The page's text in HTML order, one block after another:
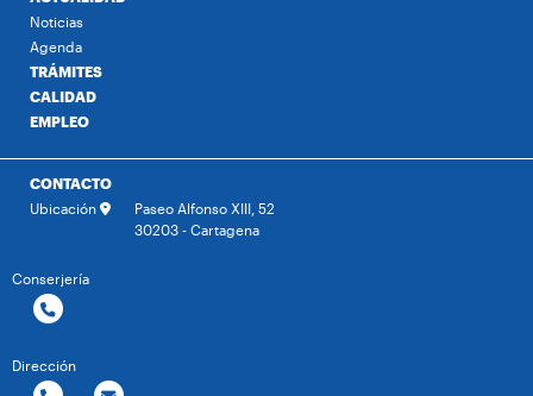
Noticias
Agenda
TRÁMITES
CALIDAD
EMPLEO
CONTACTO
Ubicación
Paseo Alfonso XIII, 52
30203 - Cartagena
Conserjería
Dirección